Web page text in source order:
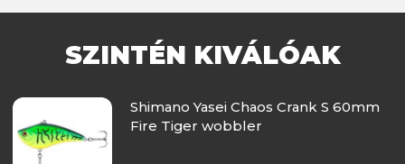
SZINTÉN KIVÁLÓAK
Shimano Yasei Chaos Crank S 60mm
Fire Tiger wobbler